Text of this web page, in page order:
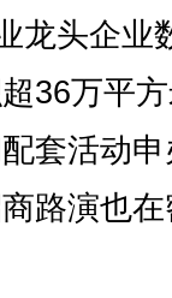
龙头企业
36万平
套活动
路演也